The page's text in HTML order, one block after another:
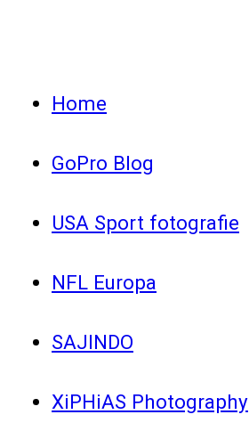
Home
GoPro Blog
USA Sport fotografie
NFL Europa
SAJINDO
XiPHiAS Photography